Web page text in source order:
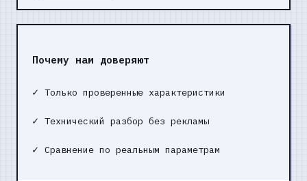
Почему нам доверяют
✓ Только проверенные характеристики
✓ Технический разбор без рекламы
✓ Сравнение по реальным параметрам